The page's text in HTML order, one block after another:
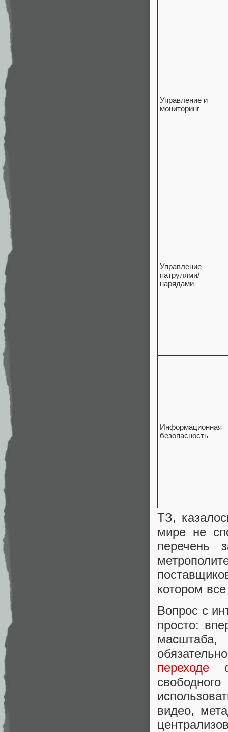
Управление и
мониторинг
Управление
патрулями/
нарядами
Информационная
безопасность
ТЗ,
мире не
перечень
котором
Вопрос с
просто:
масштаба,
переходе
видео,